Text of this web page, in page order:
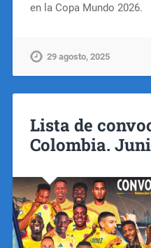
en la Copa Mundo 2026.
29 agosto, 2025
Lista de
Colombia.